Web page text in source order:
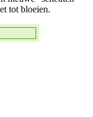
tot bloeien.